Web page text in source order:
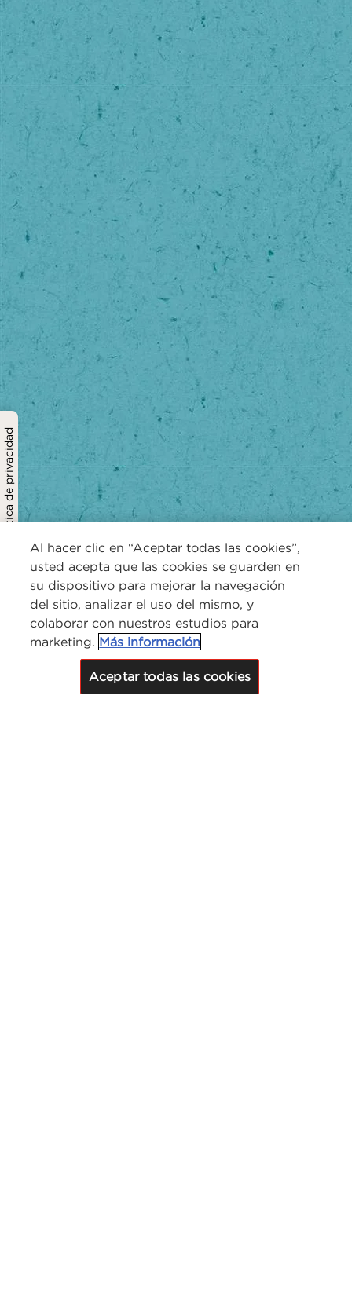
Política de privacidad
Al hacer clic en “Aceptar todas las cookies”,
usted acepta que las cookies se guarden en
su dispositivo para mejorar la navegación
del sitio, analizar el uso del mismo, y
colaborar con nuestros estudios para
marketing. Más información
Aceptar todas las cookies